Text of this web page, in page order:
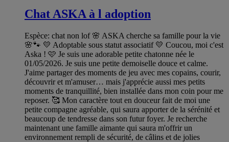
Chat ASKA à l adoption
Espèce: chat non lof 🌸 ASKA cherche sa famille pour la vie
🌸🐾 💛 Adoptable sous statut associatif 💛 Coucou, moi c'est
Aska ! 🩷 Je suis une adorable petite chatonne née le
01/05/2026. Je suis une petite demoiselle douce et calme.
J'aime partager des moments de jeu avec mes copains, courir,
découvrir et m'amuser… mais j'apprécie aussi mes petits
moments de tranquillité, bien installée dans mon coin pour me
reposer. 🥰 Mon caractère tout en douceur fait de moi une
petite compagne agréable, qui saura apporter de la sérénité et
beaucoup de tendresse dans son futur foyer. Je recherche
maintenant une famille aimante qui saura m'offrir un
environnement rempli de sécurité, de câlins et de jolies